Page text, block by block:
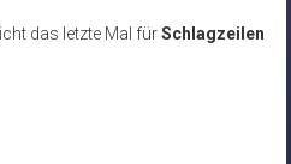
das letzte Mal fürSchlagzeilen